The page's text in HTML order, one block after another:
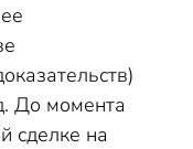
До момента
сделке на